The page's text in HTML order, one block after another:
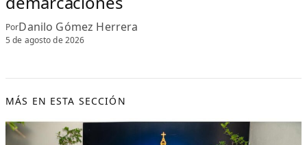
PorDanilo Gómez Herrera
5 de agosto de 2026
MÁS EN ESTA SECCIÓN